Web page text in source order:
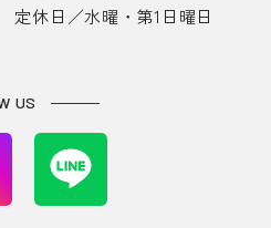
休日／水曜・第1日曜日
US